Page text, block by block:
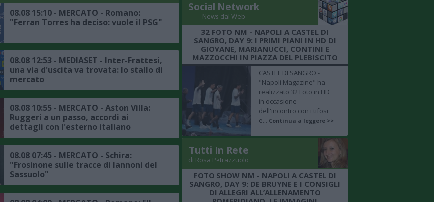
08.08 15:10 - MERCATO - Romano:
"Ferran Torres ha deciso: vuole il PSG"
08.08 12:53 - MEDIASET - Inter-Frattesi,
una via d'uscita va trovata: lo stallo di
mercato
08.08 10:55 - MERCATO - Aston Villa:
Ruggeri a un passo, accordi ai
dettagli con l'esterno italiano
08.08 07:45 - MERCATO - Schira:
"Frosinone sulle tracce di Iannoni del
Sassuolo"
Social Network
News dal Web
32 FOTO NM - NAPOLI A CASTEL DI
SANGRO, DAY 9: I PRIMI PIANI IN HD DI
GIOVANE, MARIANUCCI, CONTINI E
MAZZOCCHI IN PIAZZA DEL PLEBISCITO
CASTEL DI SANGRO -
"Napoli Magazine" ha
realizzato 32 Foto in HD
in occasione
dell'incontro con i tifosi
e... Continua a leggere >>
Tutti In Rete
di Rosa Petrazzuolo
FOTO SHOW NM - NAPOLI A CASTEL DI
SANGRO, DAY 9: DE BRUYNE E I CONSIGLI
DI ALLEGRI ALL’ALLENAMENTO